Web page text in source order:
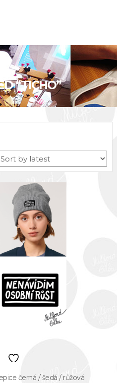
“TICHO”
černá / šedá / růžová